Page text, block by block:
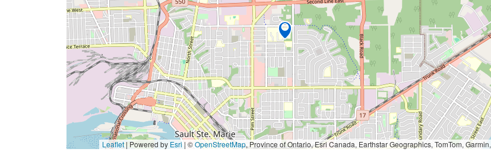
Leaflet | Powered by Esri | ©OpenStreetMap,Province of Ontario, Esri Canada, Earthstar Geographics, TomTom, Garmin, SafeGraph, GeoTechnologies, Inc, METI/NASA, USGS, EPA, NPS, US Census Bureau, USDA, USFWS, NRCan, Parks Canada